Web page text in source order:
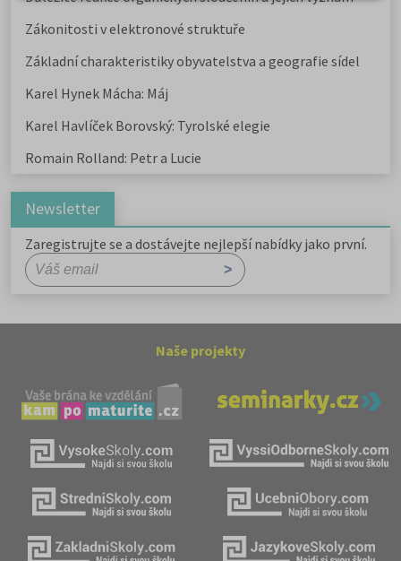
Zákonitosti v elektronové struktuře
Základní charakteristiky obyvatelstva a geografie sídel
Karel Hynek Mácha: Máj
Karel Havlíček Borovský: Tyrolské elegie
Romain Rolland: Petr a Lucie
Newsletter
Zaregistrujte se a dostávejte nejlepší nabídky jako první.
Naše projekty